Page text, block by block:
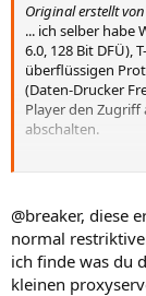
Original erstellt
... ich selber habe
6.0, 128 Bit DFÜ),
überflüssigen
(Daten-Drucker
Player den
abschalten.
Du kannst auch
Das waren meine
die bilder habe
@breaker, diese
normal
ich finde was du
kleinen